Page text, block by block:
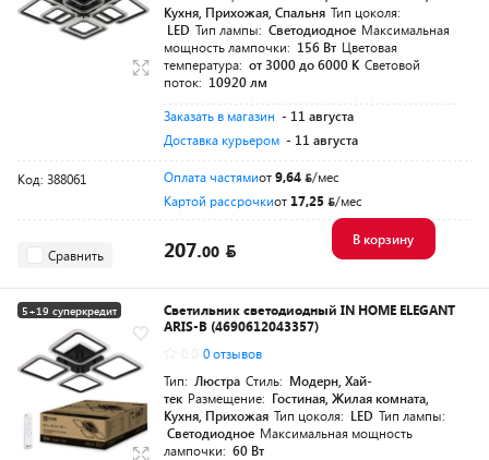
Кухня, Прихожая, Спальня Тип цоколя:
LED Тип лампы: Светодиодное Максимальная
мощность лампочки: 156 Вт Цветовая
температура: от 3000 до 6000 K Световой
поток: 10920 лм
Заказать в магазин - 11 августа
Доставка курьером - 11 августа
Код: 388061 Оплата частямиот9,64
/мес
Картой рассрочкиот 17,25 /мес
Сравнить 207.00
В корзину
5+19 суперкредит
Разумная цена
Светильник светодиодный IN HOME ELEGANT
ARIS-B (4690612043357)
0 отзывов
Тип: Люстра Стиль: Модерн, Хай-
тек Размещение: Гостиная, Жилая комната,
Кухня, Прихожая Тип цоколя: LED Тип лампы:
Светодиодное Максимальная мощность
лампочки: 60 Вт